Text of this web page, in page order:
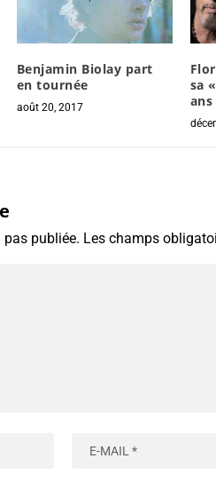
Benjamin Biolay part
en tournée
août 20, 2017
sa
ans
pas publiée. Les champs